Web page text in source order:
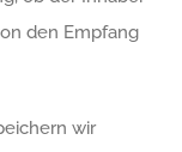
den Empfang
wir